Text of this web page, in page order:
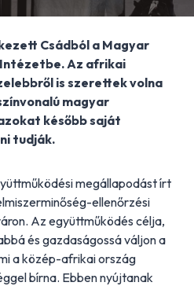
Csádból a Magyar
Az afrikai
is szerettek volna
magyar
később saját
tudják.
megállapodást írt
ellenőrzési
Az együttműködés célja,
és gazdaságossá váljon a
a közép-afrikai ország
bírna. Ebben nyújtanak